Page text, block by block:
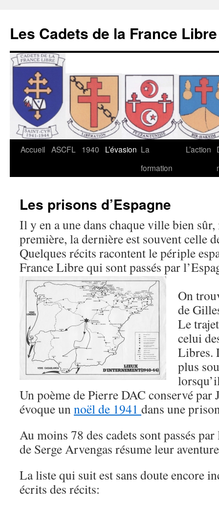
Les Cadets de la France Libre
Aller
Accueil ASCFL 1940 L’évasion La
formation
L’action
Les prisons d’Espagne
Il y en a une dans chaque ville bien
première, la dernière est souvent celle
Quelques récits racontent le périple
France Libre qui sont passés par
On
de
Le
celui
Libres.
plus
Un poème de Pierre DAC conservé
évoque unnoël de 1941 dans une
Au moins 78 des cadets sont passés
de Serge Arvengas résume leur
La liste qui suit est sans doute encore
écrits des récits: